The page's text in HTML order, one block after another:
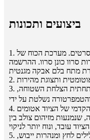
ביצועים ותכונות
1. זה מתאים להפקה מורכבת של ציפוי נייר וסרטים. מערכת הכוח של
סרוו כונן סרוו. ההרשמה
3. התנור הייבוש מאמצ את שיטת החימום בתחתית הצלחת השטוחה,
4. אזור ההולכה האחורי ושטח הפעולה הקדמי של הציוד אטומים
שנמנעות מזיהום צולב בין
5. כל החלקים במגע עם החומר, כולל גלילים לחץ ומנהרות ייבוש,